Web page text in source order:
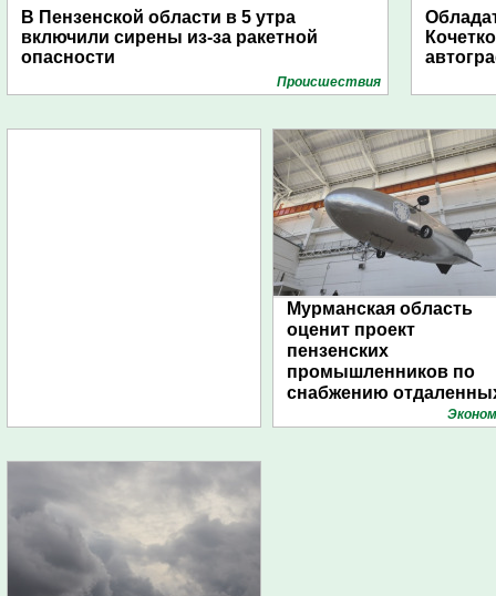
В Пензенской области в 5 утра
включили сирены из-за ракетной
опасности
Проиcшествия
Мурманская область
оценит проект
пензенских
промышленников по
снабжению
поселений с помощью